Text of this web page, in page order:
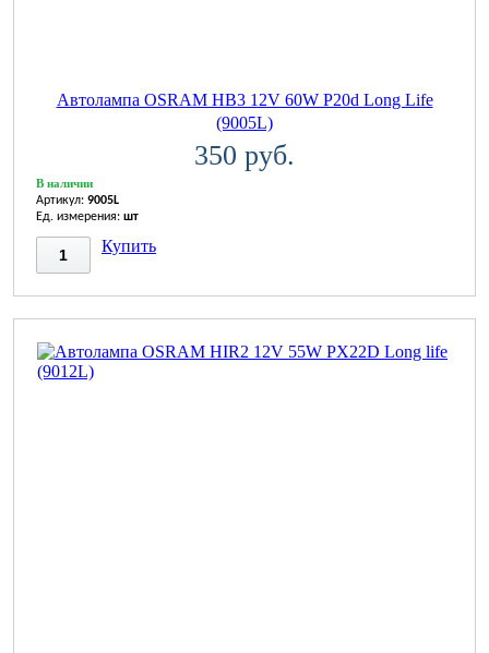
Автолампа OSRAM НВ3 12V 60W P20d Long Life
(9005L)
350 руб.
В наличии
Артикул: 9005L
Ед. измерения: шт
Купить